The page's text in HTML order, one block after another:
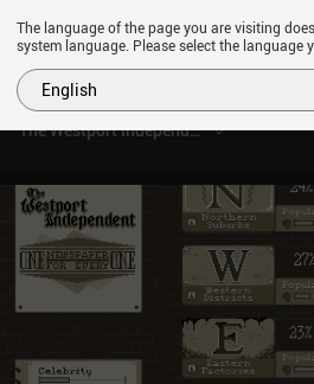
The Westport Independent
The language of the page you are visiting
system language. Please select the language
English